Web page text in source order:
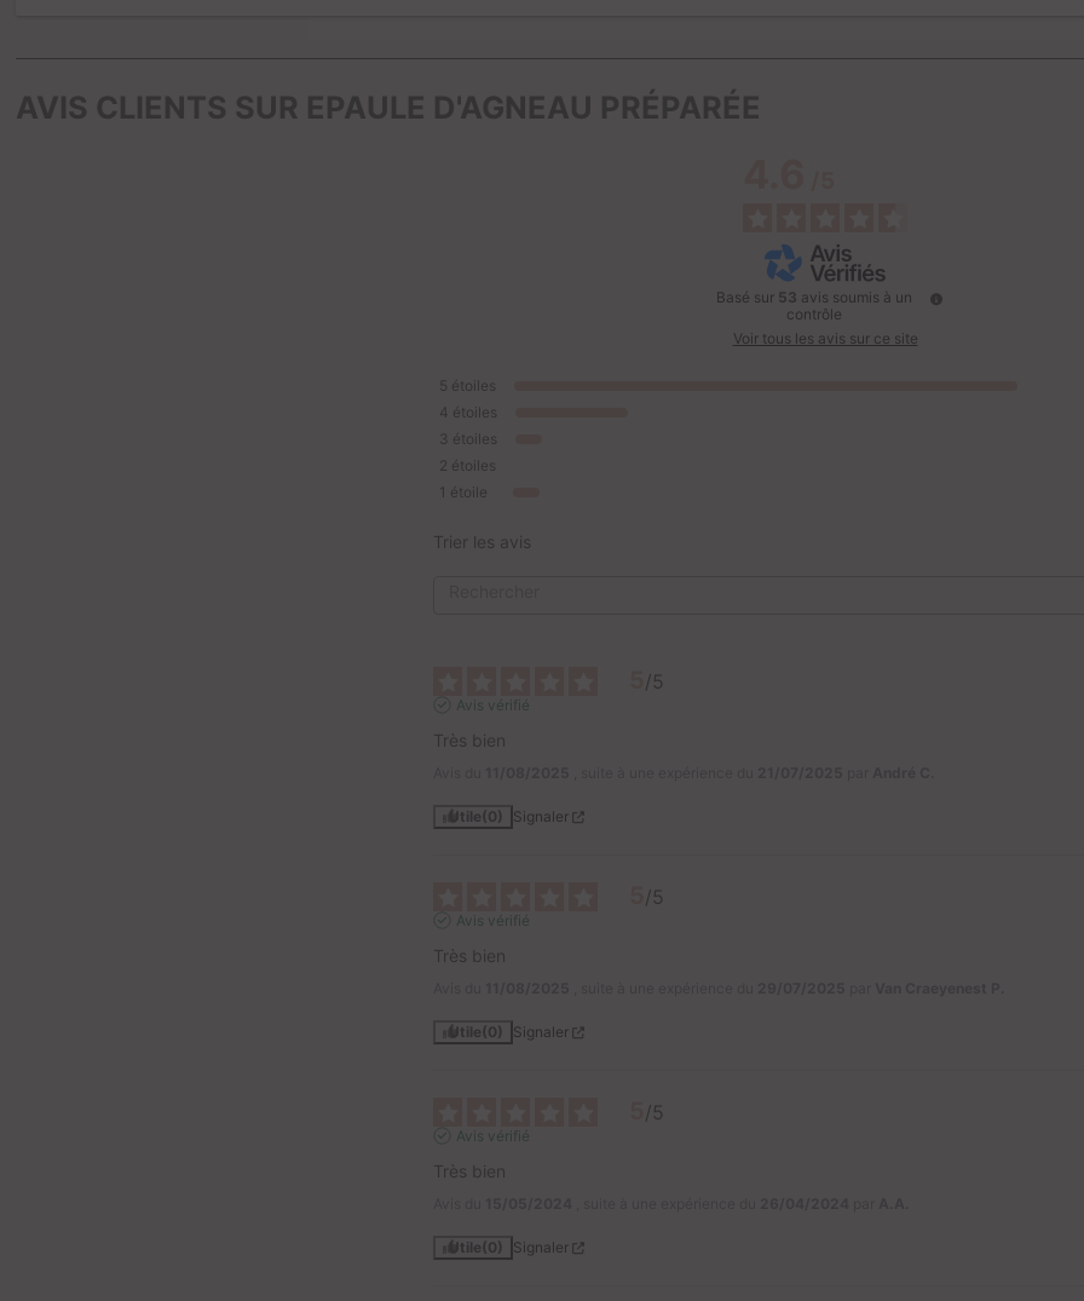
AVIS CLIENTS SUR EPAULE D'AGNEAU PRÉPARÉE
Basé sur 53 avis soumis à un
contrôle
Voir tous les avis sur ce site
5 étoiles
4 étoiles
3 étoiles
2 étoiles
1 étoile
Trier les avis
/5
Avis vérifié
Très bien
Utile(0) Signaler
/5
Avis vérifié
Très bien
Utile(0) Signaler
/5
Avis vérifié
Très bien
Utile(0) Signaler